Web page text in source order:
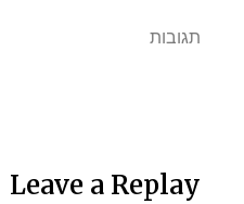
תגובות
Leave a Replay